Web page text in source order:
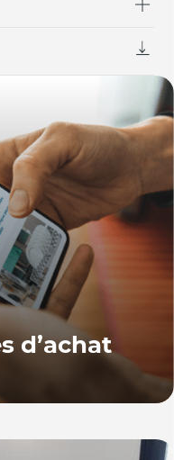
d’achat